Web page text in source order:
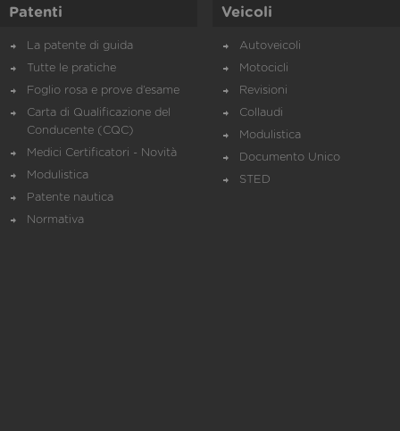
Patenti
La patente di guida
Tutte le pratiche
Foglio rosa e prove d’esame
Carta di Qualificazione del
Conducente (CQC)
Medici Certificatori - Novità
Modulistica
Patente nautica
Normativa
Veicoli
Autoveicoli
Motocicli
Revisioni
Collaudi
Modulistica
Documento Unico
STED